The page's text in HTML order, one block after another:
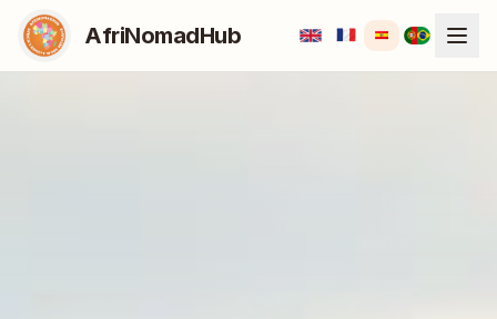
AfriNomadHub